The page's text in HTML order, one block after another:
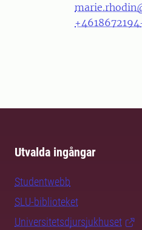
+4618672194
Utvalda ingångar
Studentwebb
SLU-biblioteket
Universitetsdjursjukhuset